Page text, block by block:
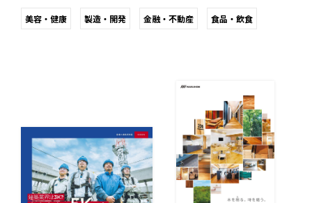
美容・健康 製造・開発 金融・不動産 食品・飲食